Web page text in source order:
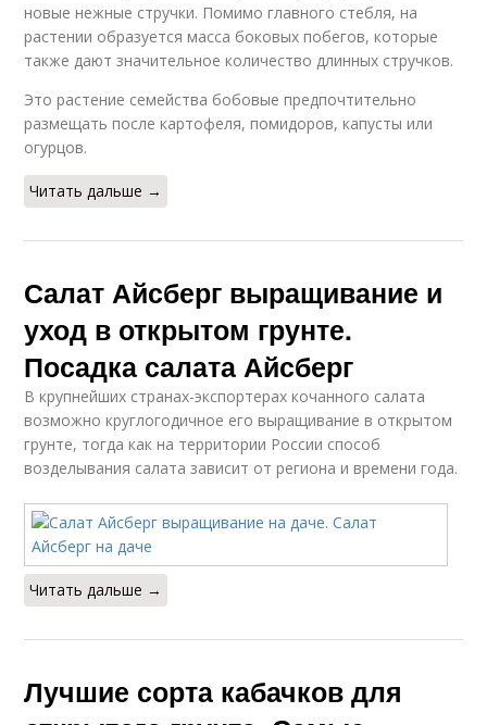
новые нежные стручки. Помимо главного стебля, на
растении образуется масса боковых побегов, которые
также дают значительное количество длинных стручков.
Это растение семейства бобовые предпочтительно
размещать после картофеля, помидоров, капусты или
огурцов.
Читать дальше →
Салат Айсберг выращивание и
уход в открытом грунте.
Посадка салата Айсберг
В крупнейших странах-экспортерах кочанного салата
возможно круглогодичное его выращивание в открытом
грунте, тогда как на территории России способ
возделывания салата зависит от региона и времени года.
Читать дальше →
Лучшие сорта кабачков для